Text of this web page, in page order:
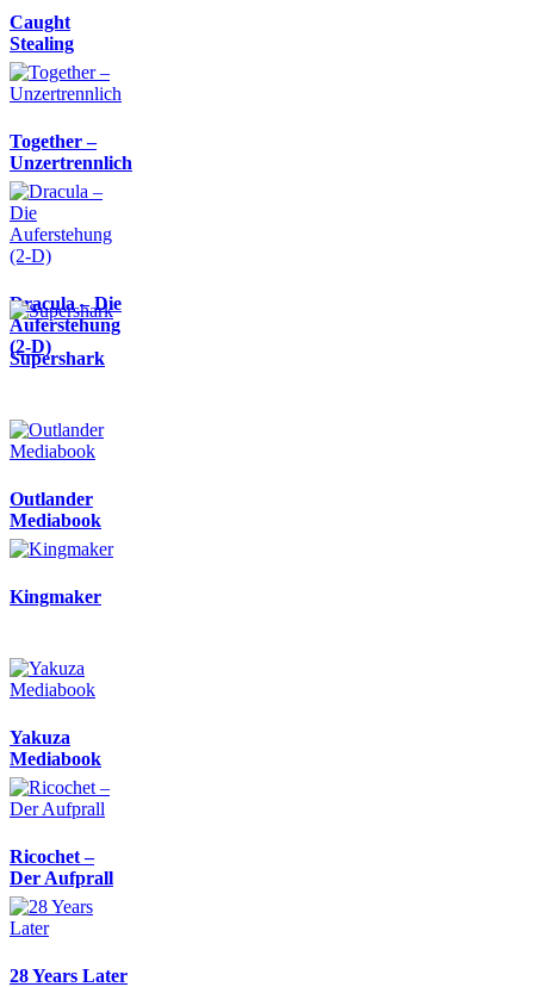
Caught
Stealing
Together –
Unzertrennlich
Dracula – Die
Auferstehung
(2-D)
Supershark
Outlander
Mediabook
Kingmaker
Yakuza
Mediabook
Ricochet –
Der Aufprall
28 Years Later